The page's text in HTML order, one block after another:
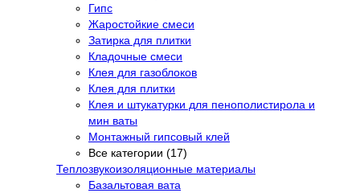
Гипс
Жаростойкие смеси
Затирка для плитки
Кладочные смеси
Клея для газоблоков
Клея для плитки
Клея и штукатурки для пенополистирола и
мин ваты
Монтажный гипсовый клей
Все категории (17)
Теплозвукоизоляционные материалы
Базальтовая вата